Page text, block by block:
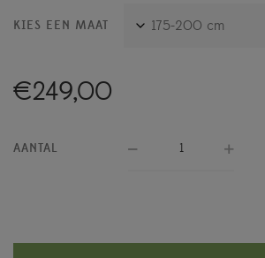
KIES EEN MAAT
€249,00
AANTAL